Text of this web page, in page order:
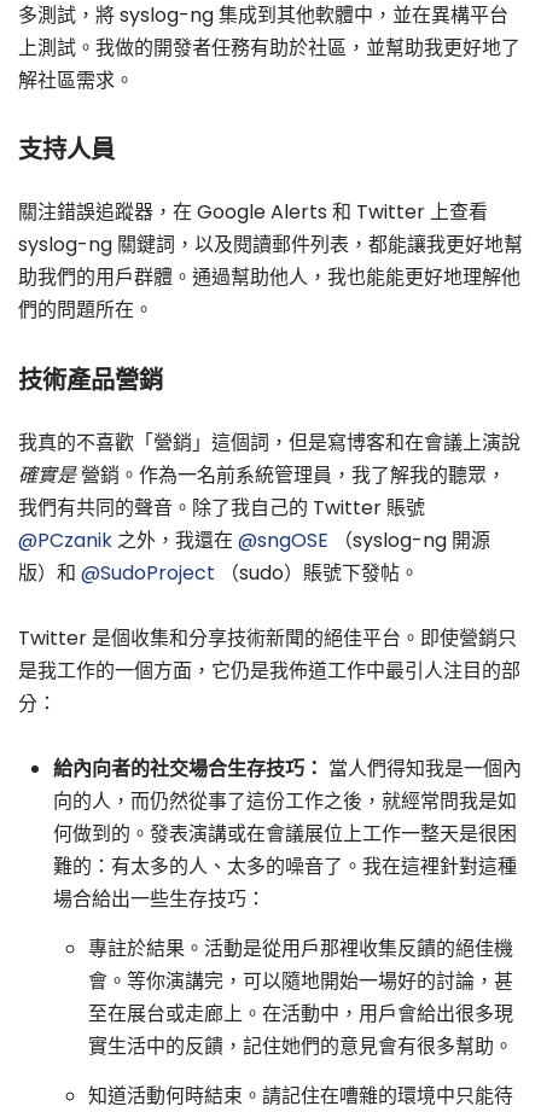
多測試，將 syslog-ng 集成到其他軟體中，並在異構平台
上測試。我做的開發者任務有助於社區，並幫助我更好地了
解社區需求。
支持人員
關注錯誤追蹤器，在 Google Alerts 和 Twitter 上查看
syslog-ng 關鍵詞，以及閱讀郵件列表，都能讓我更好地幫
助我們的用戶群體。通過幫助他人，我也能能更好地理解他
們的問題所在。
技術產品營銷
我真的不喜歡「營銷」這個詞，但是寫博客和在會議上演說
確實是營銷。作為一名前系統管理員，我了解我的聽眾，
我們有共同的聲音。除了我自己的 Twitter 賬號
@PCzanik 之外，我還在 @sngOSE （syslog-ng 開源
版）和 @SudoProject （sudo）賬號下發帖。
Twitter 是個收集和分享技術新聞的絕佳平台。即使營銷只
是我工作的一個方面，它仍是我佈道工作中最引人注目的部
分：
給內向者的社交場合生存技巧： 當人們得知我是一個內
向的人，而仍然從事了這份工作之後，就經常問我是如
何做到的。發表演講或在會議展位上工作一整天是很困
難的：有太多的人、太多的噪音了。我在這裡針對這種
場合給出一些生存技巧：
專註於結果。活動是從用戶那裡收集反饋的絕佳機
會。等你演講完，可以隨地開始一場好的討論，甚
至在展台或走廊上。在活動中，用戶會給出很多現
實生活中的反饋，記住她們的意見會有很多幫助。
知道活動何時結束。請記住在嘈雜的環境中只能待